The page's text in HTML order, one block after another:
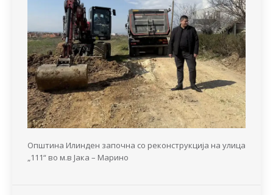
Општина Илинден започна со реконструкција на улица
„111“ во м.в Јака – Марино